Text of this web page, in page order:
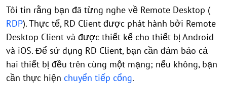
Tôi tin rằng bạn đã từng nghe về Remote Desktop (
RDP). Thực tế, RD Client được phát hành bởi Remote
Desktop Client và được thiết kế cho thiết bị Android
và iOS. Để sử dụng RD Client, bạn cần đảm bảo cả
hai thiết bị đều trên cùng một mạng; nếu không, bạn
cần thực hiện chuyển tiếp cổng.